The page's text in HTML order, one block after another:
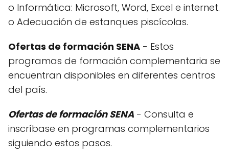
o Informática: Microsoft, Word, Excel e internet.
o Adecuación de estanques piscícolas.
Ofertas de formación SENA - Estos
programas de formación complementaria se
encuentran disponibles en diferentes centros
del país.
Ofertas de formación SENA - Consulta e
inscríbase en programas complementarios
siguiendo estos pasos.